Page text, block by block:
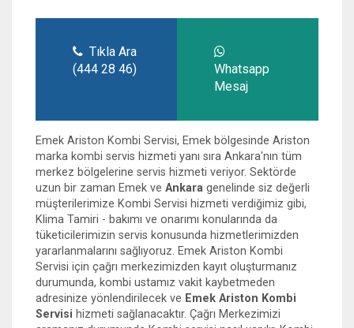
Tıkla Ara
(444 28 46)
Whatsapp
Mesaj
Emek Ariston Kombi Servisi, Emek bölgesinde Ariston
marka kombi servis hizmeti yanı sıra Ankara'nın tüm
merkez bölgelerine servis hizmeti veriyor. Sektörde
uzun bir zaman Emek ve Ankara genelinde siz değerli
müşterilerimize Kombi Servisi hizmeti verdiğimiz gibi,
Klima Tamiri - bakımı ve onarımı konularında da
tüketicilerimizin servis konusunda hizmetlerimizden
yararlanmalarını sağlıyoruz. Emek Ariston Kombi
Servisi için çağrı merkezimizden kayıt oluşturmanız
durumunda, kombi ustamız vakit kaybetmeden
adresinize yönlendirilecek ve Emek Ariston Kombi
Servisi hizmeti sağlanacaktır. Çağrı Merkezimizi